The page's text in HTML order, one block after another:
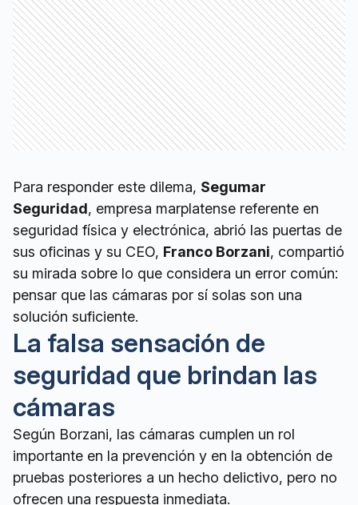
Para responder este dilema, Segumar
Seguridad, empresa marplatense referente en
seguridad física y electrónica, abrió las puertas de
sus oficinas y su CEO, Franco Borzani, compartió
su mirada sobre lo que considera un error común:
pensar que las cámaras por sí solas son una
solución suficiente.
La falsa sensación de
seguridad que brindan las
cámaras
Según Borzani, las cámaras cumplen un rol
importante en la prevención y en la obtención de
pruebas posteriores a un hecho delictivo, pero no
ofrecen una respuesta inmediata.